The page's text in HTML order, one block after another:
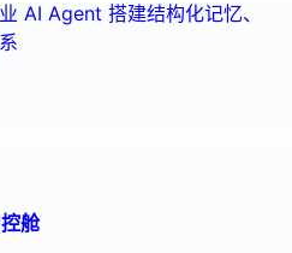
AI Agent 搭建结构化记忆、
舱